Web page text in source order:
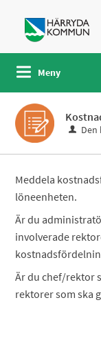
Meny
Den
Meddela
löneenheten.
Är du
involverade
Är du chef/rektor
rektorer som ska